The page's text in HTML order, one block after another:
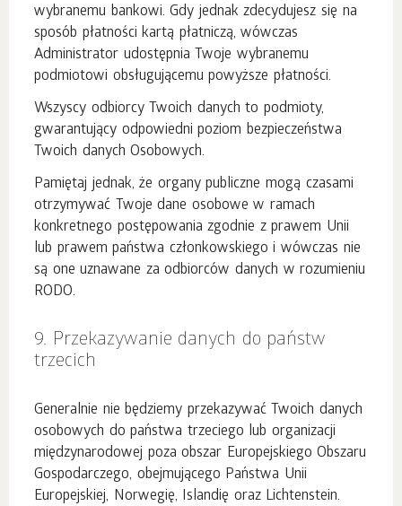
wybranemu bankowi. Gdy jednak zdecydujesz się na
sposób płatności kartą płatniczą, wówczas
Administrator udostępnia Twoje wybranemu
podmiotowi obsługującemu powyższe płatności.
Wszyscy odbiorcy Twoich danych to podmioty,
gwarantujący odpowiedni poziom bezpieczeństwa
Twoich danych Osobowych.
Pamiętaj jednak, że organy publiczne mogą czasami
otrzymywać Twoje dane osobowe w ramach
konkretnego postępowania zgodnie z prawem Unii
lub prawem państwa członkowskiego i wówczas nie
są one uznawane za odbiorców danych w rozumieniu
RODO.
9. Przekazywanie danych do państw
trzecich
Generalnie nie będziemy przekazywać Twoich danych
osobowych do państwa trzeciego lub organizacji
międzynarodowej poza obszar Europejskiego Obszaru
Gospodarczego, obejmującego Państwa Unii
Europejskiej, Norwegię, Islandię oraz Lichtenstein.